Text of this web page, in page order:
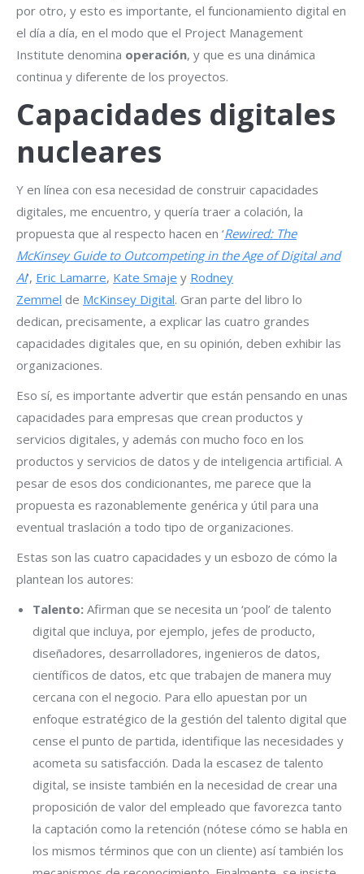
por otro, y esto es importante, el funcionamiento digital en
el día a día, en el modo que el Project Management
Institute denomina operación, y que es una dinámica
continua y diferente de los proyectos.
Capacidades digitales
nucleares
Y en línea con esa necesidad de construir capacidades
digitales, me encuentro, y quería traer a colación, la
propuesta que al respecto hacen en ‘Rewired: The
McKinsey Guide to Outcompeting in the Age of Digital and
AI‘, Eric Lamarre, Kate Smaje y Rodney
Zemmel de McKinsey Digital. Gran parte del libro lo
dedican, precisamente, a explicar las cuatro grandes
capacidades digitales que, en su opinión, deben exhibir las
organizaciones.
Eso sí, es importante advertir que están pensando en unas
capacidades para empresas que crean productos y
servicios digitales, y además con mucho foco en los
productos y servicios de datos y de inteligencia artificial. A
pesar de esos dos condicionantes, me parece que la
propuesta es razonablemente genérica y útil para una
eventual traslación a todo tipo de organizaciones.
Estas son las cuatro capacidades y un esbozo de cómo la
plantean los autores:
Talento: Afirman que se necesita un ‘pool’ de talento
digital que incluya, por ejemplo, jefes de producto,
diseñadores, desarrolladores, ingenieros de datos,
científicos de datos, etc que trabajen de manera muy
cercana con el negocio. Para ello apuestan por un
enfoque estratégico de la gestión del talento digital que
cense el punto de partida, identifique las necesidades y
acometa su satisfacción. Dada la escasez de talento
digital, se insiste también en la necesidad de crear una
proposición de valor del empleado que favorezca tanto
la captación como la retención (nótese cómo se habla en
los mismos términos que con un cliente) así también los